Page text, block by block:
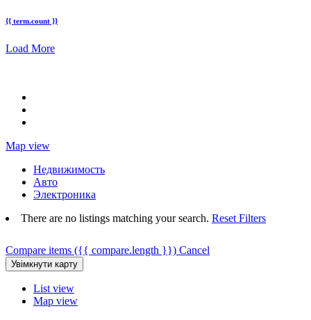
{{ term.count }}
Load More
Map view
Недвижимость
Авто
Электроника
There are no listings matching your search. Reset Filters
Compare items ({{ compare.length }}) Cancel
List view
Map view